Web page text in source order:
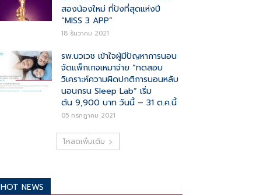
สองน้องใหม่ ที่ปังที่สุดแห่งปี
“MISS 3 APP”
18 ธันวาคม 2021
รพ.นวเวช เข้าใจผู้มีปัญหาการนอน
จัดแพ็กเกจเหมาจ่าย “ทดสอบ
วิเคราะห์ความผิดปกติการนอนหลับ
นอนกรน Sleep Lab” เริ่ม
ต้น 9,900 บาท วันนี้ – 31 ต.ค.นี้
05 กรกฎาคม 2021
โหลดเพิ่มเติม
HOT NEWS